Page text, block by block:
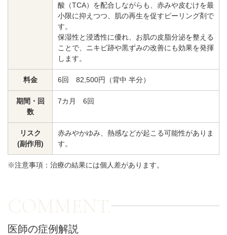
初めての方へ
お悩みで探す
医師紹介
アクセス
西梅田から徒歩2分
ついて
酸（TCA）を配合しながらも、赤みや皮むけを最
小限に抑えつつ、肌の再生を促すピーリング剤で
す。
保湿性と浸透性に優れ、お肌の皮脂分泌を整える
ことで、ニキビ跡や黒ずみの改善にも効果を発揮
します。
料金 6回 82,500円（背中 半分）
期間・回
数
7カ月 6回
リスク
(副作用)
赤みやかゆみ、熱感などが起こる可能性がありま
す。
※注意事項：治療の結果には個人差があります。
医師の症例解説